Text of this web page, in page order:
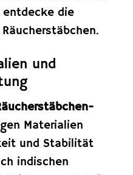
entdecke die
und
Materialien
und Stabilität
indischen